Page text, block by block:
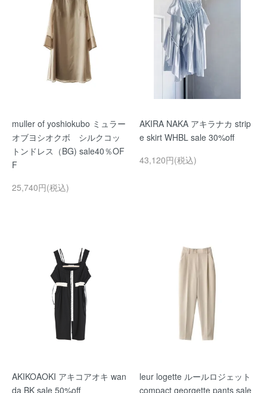
muller of yoshiokubo ミュラー
オブヨシオクボ シルクコッ
トンドレス（BG) sale40％OF
F
25,740円(税込)
AKIRA NAKA アキラナカ strip
e skirt WHBL sale 30%off
43,120円(税込)
AKIKOAOKI アキコアオキ wan
da BK sale 50%off
leur logette ルールロジェット
compact georgette pants sale